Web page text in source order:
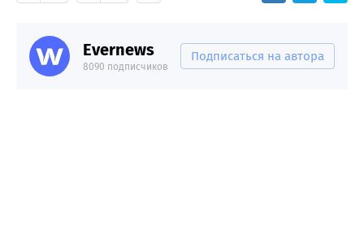
Evernews
8090 подписчиков
Подписаться на автора